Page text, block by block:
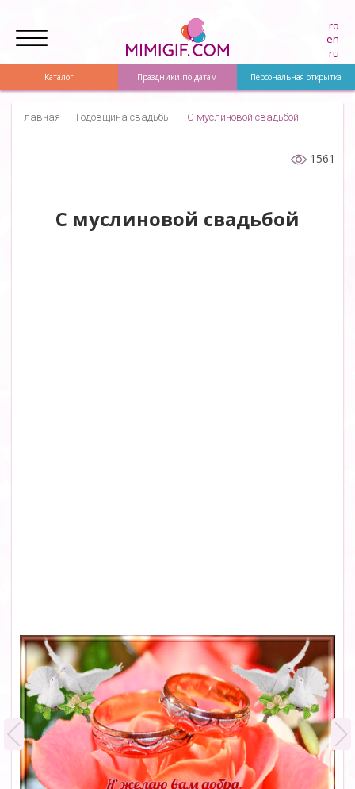
ru
ro
en
Каталог Праздники по датам Персональная открытка
Главная Годовщина свадьбы С муслиновой свадьбой
1561
С муслиновой свадьбой